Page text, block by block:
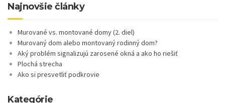
Najnovšie články
Murované vs. montované domy (2. diel)
Murovaný dom alebo montovaný rodinný dom?
Aký problém signalizujú zarosené okná a ako ho riešiť
Plochá strecha
Ako si presvetliť podkrovie
Kategórie